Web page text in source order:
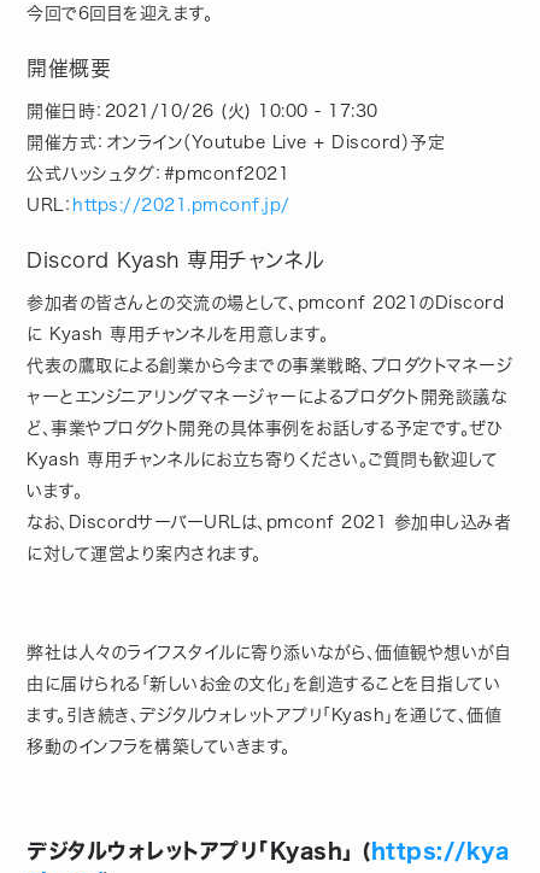
今回で6回目を迎えます。
開催概要
開催日時：2021/10/26 (火) 10:00 - 17:30
開催方式：オンライン（Youtube Live + Discord）予定
公式ハッシュタグ：#pmconf2021
URL： https://2021.pmconf.jp/
Discord Kyash 専用チャンネル
参加者の皆さんとの交流の場として、pmconf 2021のDiscord
に Kyash 専用チャンネルを用意します。
代表の鷹取による創業から今までの事業戦略、プロダクトマネージ
ャーとエンジニアリングマネージャーによるプロダクト開発談議な
ど、事業やプロダクト開発の具体事例をお話しする予定です。ぜひ
Kyash 専用チャンネルにお立ち寄りください。ご質問も歓迎して
います。
なお、DiscordサーバーURLは、pmconf 2021 参加申し込み者
に対して運営より案内されます。
弊社は人々のライフスタイルに寄り添いながら、価値観や想いが自
由に届けられる「新しいお金の文化」を創造することを目指してい
ます。引き続き、デジタルウォレットアプリ「Kyash」を通じて、価値
移動のインフラを構築していきます。
デジタルウォレットアプリ「Kyash」 ( https://kya